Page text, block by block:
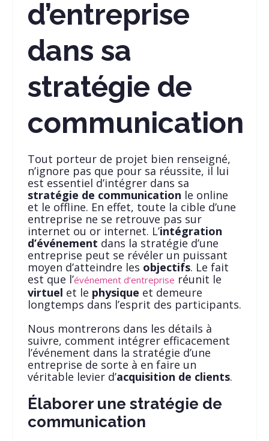
d’entreprise
dans sa
stratégie de
communication
Tout porteur de projet bien renseigné,
n’ignore pas que pour sa réussite, il lui
est essentiel d’intégrer dans sa
stratégie de communication le online
et le offline. En effet, toute la cible d’une
entreprise ne se retrouve pas sur
internet ou or internet. L’intégration
d’événement dans la stratégie d’une
entreprise peut se révéler un puissant
moyen d’atteindre les objectifs. Le fait
est que l’événement d’entreprise réunit le
virtuel et le physique et demeure
longtemps dans l’esprit des participants.
Nous montrerons dans les détails à
suivre, comment intégrer efficacement
l’événement dans la stratégie d’une
entreprise de sorte à en faire un
véritable levier d’acquisition de clients.
Élaborer une stratégie de
communication